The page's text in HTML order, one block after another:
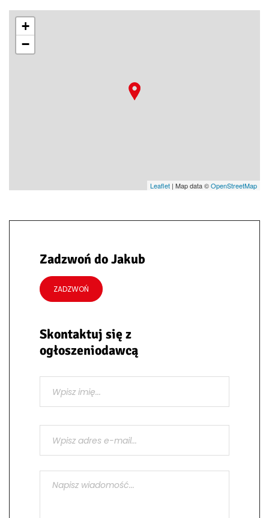
+
−
Leaflet | Map data ©OpenStreetMap
Zadzwoń do Jakub
ZADZWOŃ
Skontaktuj się z
ogłoszeniodawcą